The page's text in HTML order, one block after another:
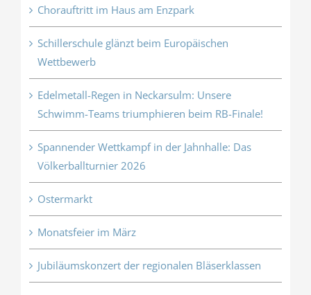
Chorauftritt im Haus am Enzpark
Schillerschule glänzt beim Europäischen
Wettbewerb
Edelmetall-Regen in Neckarsulm: Unsere
Schwimm-Teams triumphieren beim RB-Finale!
Spannender Wettkampf in der Jahnhalle: Das
Völkerballturnier 2026
Ostermarkt
Monatsfeier im März
Jubiläumskonzert der regionalen Bläserklassen